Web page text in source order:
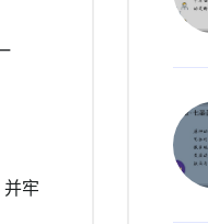
牢